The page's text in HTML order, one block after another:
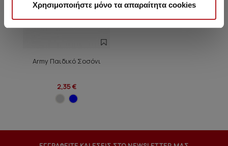
Χρησιμοποιήστε μόνο τα απαραίτητα cookies
Army Παιδικό Σοσόνι
2,35 €